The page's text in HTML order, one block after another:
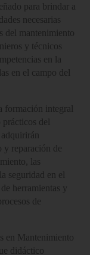
para brindar a
necesarias
del mantenimiento
y técnicos
en la
en el campo del
formación integral
del
y reparación de
las
seguridad en el
herramientas y
de
en Mantenimiento
didáctico